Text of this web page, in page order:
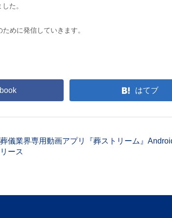
た。
めに発信していきます。
はてブ
葬儀業界専用動画アプリ『葬ストリーム』
リース